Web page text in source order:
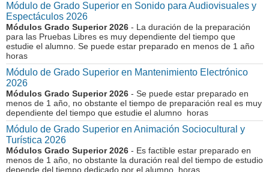
Módulo de Grado Superior en Sonido para Audiovisuales y
Espectáculos 2026
Módulos Grado Superior 2026 - La duración de la preparación
para las Pruebas Libres es muy dependiente del tiempo que
estudie el alumno. Se puede estar preparado en menos de 1 año
horas
Módulo de Grado Superior en Mantenimiento Electrónico
2026
Módulos Grado Superior 2026 - Se puede estar preparado en
menos de 1 año, no obstante el tiempo de preparación real es muy
dependiente del tiempo que estudie el alumno horas
Módulo de Grado Superior en Animación Sociocultural y
Turística 2026
Módulos Grado Superior 2026 - Es factible estar preparado en
menos de 1 año, no obstante la duración real del tiempo de estudio
depende del tiempo dedicado por el alumno horas